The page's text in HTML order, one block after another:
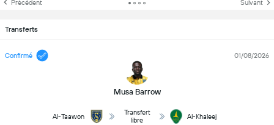
Précédent Suivant
Transferts
Confirmé
Musa Barrow
01/08/2026
Al-Taawon
Transfert
libre
Al-Khaleej